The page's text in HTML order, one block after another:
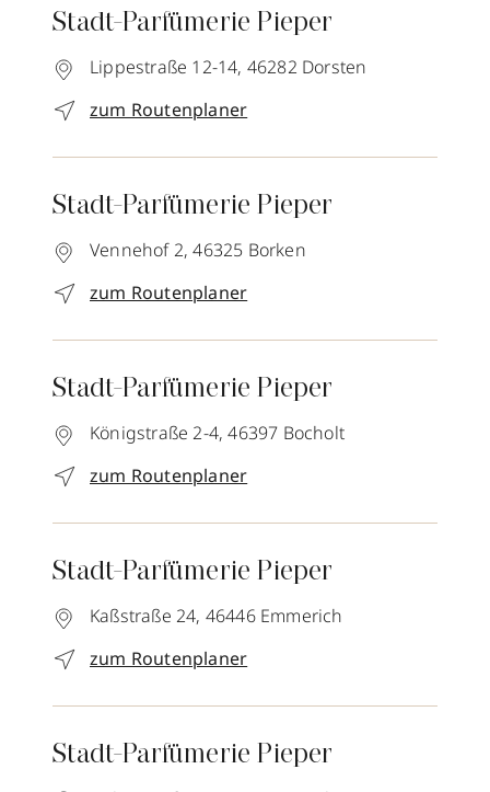
Stadt-Parfümerie Pieper
Lippestraße 12-14, 46282 Dorsten
zum Routenplaner
Stadt-Parfümerie Pieper
Vennehof 2, 46325 Borken
zum Routenplaner
Stadt-Parfümerie Pieper
Königstraße 2-4, 46397 Bocholt
zum Routenplaner
Stadt-Parfümerie Pieper
Kaßstraße 24, 46446 Emmerich
zum Routenplaner
Stadt-Parfümerie Pieper